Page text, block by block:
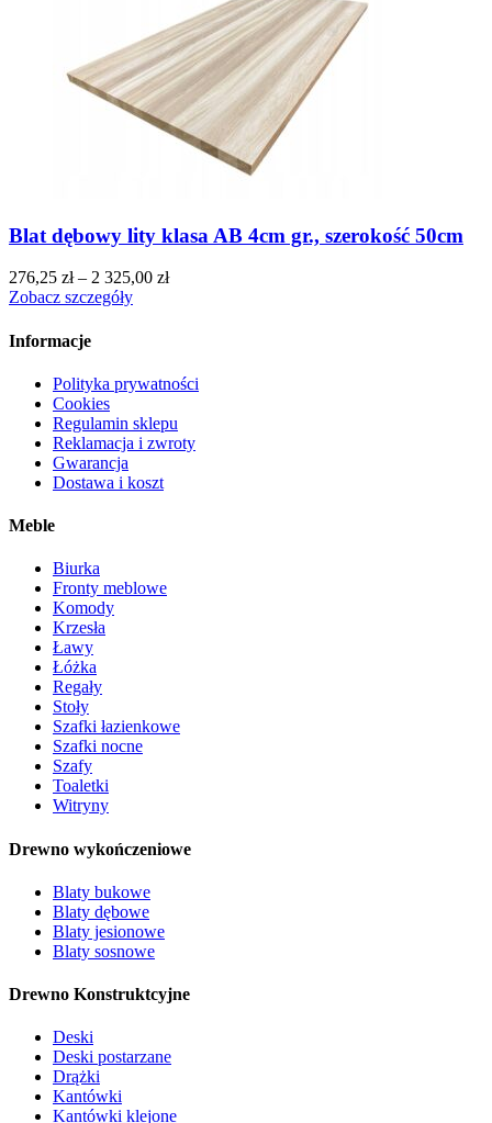
Blat dębowy lity klasa AB 4cm gr., szerokość 50cm
276,25 zł– 2 325,00 zł
Zobacz szczegóły
Informacje
Polityka prywatności
Cookies
Regulamin sklepu
Reklamacja i zwroty
Gwarancja
Dostawa i koszt
Meble
Biurka
Fronty meblowe
Komody
Krzesła
Ławy
Łóżka
Regały
Stoły
Szafki łazienkowe
Szafki nocne
Szafy
Toaletki
Witryny
Drewno wykończeniowe
Blaty bukowe
Blaty dębowe
Blaty jesionowe
Blaty sosnowe
Drewno Konstruktcyjne
Deski
Deski postarzane
Drążki
Kantówki
Kantówki klejone